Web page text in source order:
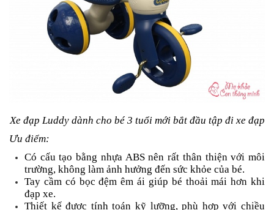
Xe đạp Luddy dành cho bé 3 tuổi mới bắt đầu tập đi xe đạp
Ưu điểm:
Có cấu tạo bằng nhựa ABS nên rất thân thiện với môi
trường, không làm ảnh hưởng đến sức khỏe của bé.
Tay cầm có bọc đệm êm ái giúp bé thoải mái hơn khi
đạp xe.
Thiết kế được tính toán kỹ lưỡng, phù hợp với chiều